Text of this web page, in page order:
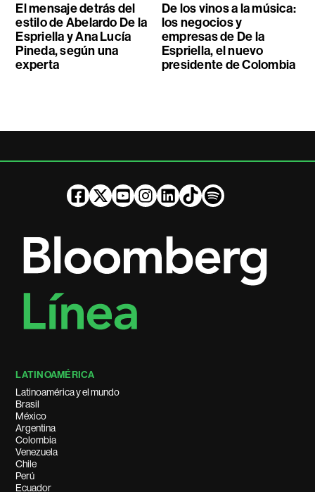
El mensaje detrás del
estilo de Abelardo De la
Espriella y Ana Lucía
Pineda, según una
experta
De los vinos a la música:
los negocios y
empresas de De la
Espriella, el nuevo
presidente de Colombia
LATINOAMÉRICA
Latinoamérica y el mundo
Brasil
México
Argentina
Colombia
Venezuela
Chile
Perú
Ecuador